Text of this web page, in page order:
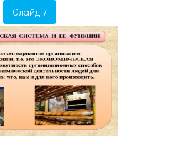
Слайд 7